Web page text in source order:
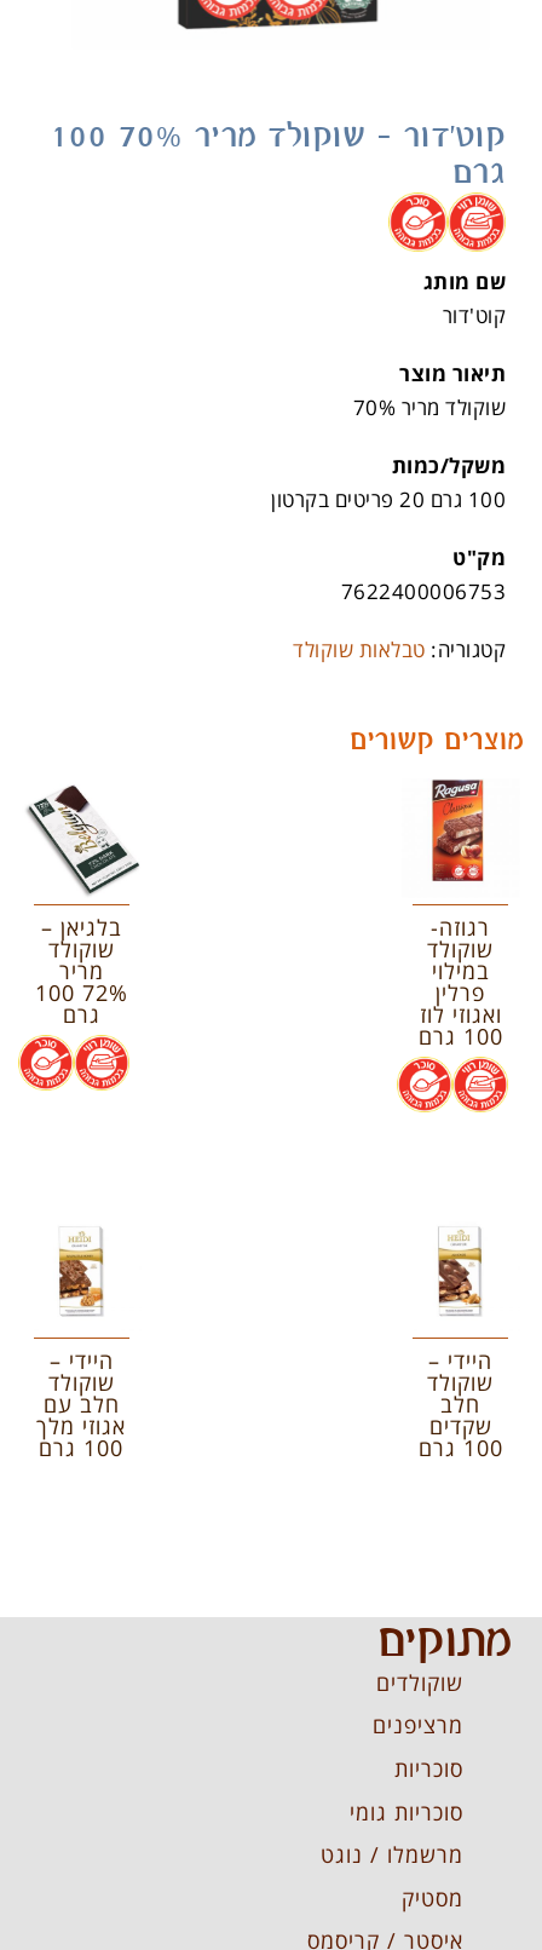
קוט'דור – שוקולד מריר 70% 100
גרם
.
.
שם מותג
קוט'דור
תיאור מוצר
שוקולד מריר 70%
משקל/כמות
100 גרם 20 פריטים בקרטון
מק"ט
7622400006753
קטגוריה: טבלאות שוקולד
מוצרים קשורים
רגוזה-
שוקולד
במילוי
פרלין
ואגוזי לוז
100 גרם
.
.
בלגיאן –
שוקולד
מריר
72% 100
גרם
.
.
היידי –
שוקולד
חלב
שקדים
100 גרם
היידי –
שוקולד
חלב עם
אגוזי מלך
100 גרם
מתוקים
שוקולדים
מרציפנים
סוכריות
סוכריות גומי
מרשמלו / נוגט
מסטיק
איסטר / קריסמס